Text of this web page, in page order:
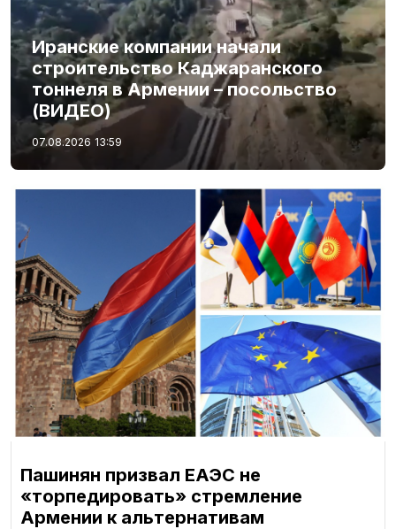
Иранские компании начали
строительство Каджаранского
тоннеля в Армении – посольство
(ВИДЕО)
07.08.2026 13:59
Пашинян призвал ЕАЭС не
«торпедировать» стремление
Армении к альтернативам